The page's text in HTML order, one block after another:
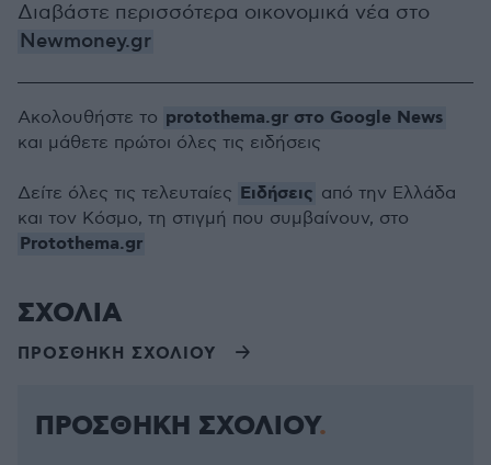
Διαβάστε περισσότερα οικονομικά νέα στο
Newmoney.gr
Ακολουθήστε το protothema.gr στο Google News
και μάθετε πρώτοι όλες τις ειδήσεις
Δείτε όλες τις τελευταίες Ειδήσεις από την Ελλάδα
και τον Κόσμο, τη στιγμή που συμβαίνουν, στο
Protothema.gr
ΣΧΟΛΙΑ
ΠΡΟΣΘΗΚΗ ΣΧΟΛΙΟΥ
ΠΡΟΣΘΗΚΗ ΣΧΟΛΙΟΥ